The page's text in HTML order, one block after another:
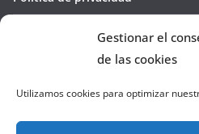
Gestionar el
de las cookies
Utilizamos cookies para optimizar
Política de cookies (UE)